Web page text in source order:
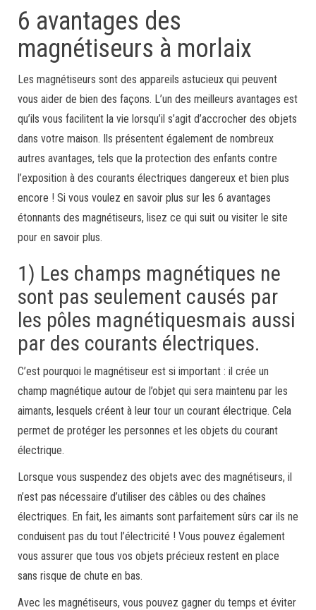
6 avantages des
magnétiseurs à morlaix
Les magnétiseurs sont des appareils astucieux qui peuvent
vous aider de bien des façons. L’un des meilleurs avantages est
qu’ils vous facilitent la vie lorsqu’il s’agit d’accrocher des objets
dans votre maison. Ils présentent également de nombreux
autres avantages, tels que la protection des enfants contre
l’exposition à des courants électriques dangereux et bien plus
encore ! Si vous voulez en savoir plus sur les 6 avantages
étonnants des magnétiseurs, lisez ce qui suit ou visiter le site
pour en savoir plus.
1) Les champs magnétiques ne
sont pas seulement causés par
les pôles magnétiquesmais aussi
par des courants électriques.
C’est pourquoi le magnétiseur est si important : il crée un
champ magnétique autour de l’objet qui sera maintenu par les
aimants, lesquels créent à leur tour un courant électrique. Cela
permet de protéger les personnes et les objets du courant
électrique.
Lorsque vous suspendez des objets avec des magnétiseurs, il
n’est pas nécessaire d’utiliser des câbles ou des chaînes
électriques. En fait, les aimants sont parfaitement sûrs car ils ne
conduisent pas du tout l’électricité ! Vous pouvez également
vous assurer que tous vos objets précieux restent en place
sans risque de chute en bas.
Avec les magnétiseurs, vous pouvez gagner du temps et éviter